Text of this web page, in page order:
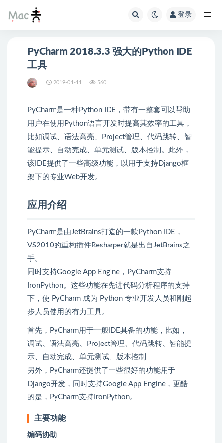
登录
PyCharm 2018.3.3 强大的Python IDE
工具
2019-01-11 560
PyCharm是一种Python IDE，带有一整套可以帮助
用户在使用Python语言开发时提高其效率的工具，
比如调试、语法高亮、Project管理、代码跳转、智
能提示、自动完成、单元测试、版本控制。此外，
该IDE提供了一些高级功能，以用于支持Django框
架下的专业Web开发。
应用介绍
PyCharm是由JetBrains打造的一款Python IDE，
VS2010的重构插件Resharper就是出自JetBrains之
手。
同时支持Google App Engine，PyCharm支持
IronPython。这些功能在先进代码分析程序的支持
下，使 PyCharm 成为 Python 专业开发人员和刚起
步人员使用的有力工具。
首先，PyCharm用于一般IDE具备的功能，比如，
调试、语法高亮、Project管理、代码跳转、智能提
示、自动完成、单元测试、版本控制
另外，PyCharm还提供了一些很好的功能用于
Django开发，同时支持Google App Engine，更酷
的是，PyCharm支持IronPython。
主要功能
编码协助